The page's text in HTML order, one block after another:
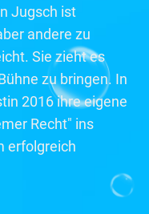
Jugsch ist
andere zu
Sie zieht es
zu bringen. In
2016 ihre eigene
Recht" ins
erfolgreich